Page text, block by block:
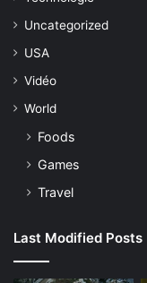
Uncategorized
USA
Vidéo
World
Foods
Games
Travel
Last Modified Posts